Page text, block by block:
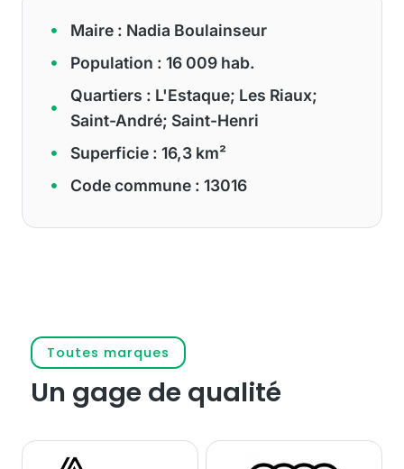
Maire : Nadia Boulainseur
Population : 16 009 hab.
Quartiers : L'Estaque; Les Riaux;
Saint-André; Saint-Henri
Superficie : 16,3 km²
Code commune : 13016
Toutes marques
Un gage de qualité